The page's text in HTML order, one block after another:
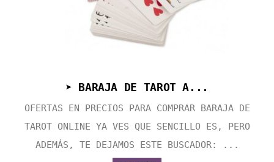
➤ BARAJA DE TAROT A...
OFERTAS EN PRECIOS PARA COMPRAR BARAJA DE
TAROT ONLINE YA VES QUE SENCILLO ES, PERO
ADEMÁS, TE DEJAMOS ESTE BUSCADOR: ...